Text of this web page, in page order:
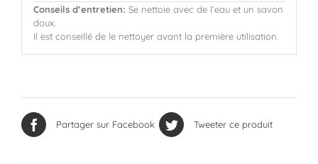
Conseils d’entretien: Se nettoie avec de l’eau et un savon
doux.
Il est conseillé de le nettoyer avant la première utilisation.
Partager sur Facebook Tweeter ce produit